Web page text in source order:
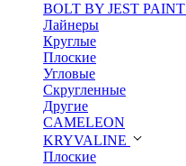
BOLT BY JEST PAINT
Лайнеры
Круглые
Плоские
Угловые
Скругленные
Другие
CAMELEON
KRYVALINE
Плоские